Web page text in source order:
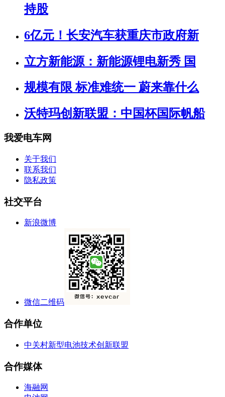
持股
6亿元！长安汽车获重庆市政府新
立方新能源：新能源锂电新秀 国
规模有限 标准难统一 蔚来靠什么
沃特玛创新联盟：中国杯国际帆船
我爱电车网
关于我们
联系我们
隐私政策
社交平台
新浪微博
微信二维码
合作单位
中关村新型电池技术创新联盟
合作媒体
海融网